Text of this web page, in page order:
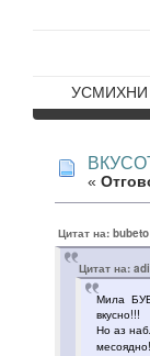
УСМИХНИ
«
Цитат на: bubeto
Цитат на: adi
Мила
вкусно!!!
Но аз
месоядно!